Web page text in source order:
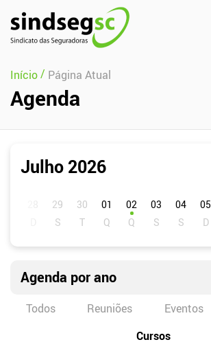
Pular Navegação (s)
Início/ Página Atual
Agenda
Julho 2026
01 02 03 04 05
Agenda por ano
Todos Reuniões Eventos
Cursos